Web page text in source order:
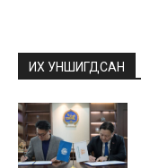
ИХ УНШИГДСАН